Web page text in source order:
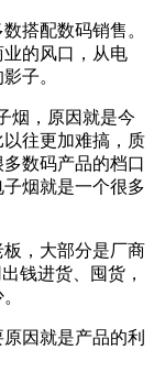
搭配数码销售。
的风口，从电
子。
烟，原因就是今
往更加难搞，质
数码产品的档口
烟就是一个很多
，大部分是厂商
钱进货、囤货，
因就是产品的利